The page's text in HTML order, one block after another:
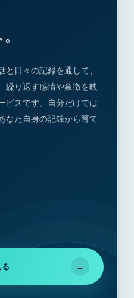
日々の記録を通して、
繰り返す感情や象徴を映
ビスです。自分だけでは
なた自身の記録から育て
→